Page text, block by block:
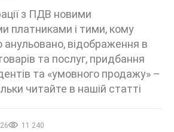
з ПДВ новими
платниками і тими, кому
анульовано, відображення в
та послуг, придбання
та «умовного продажу» –
читайте в нашій статті
11 240